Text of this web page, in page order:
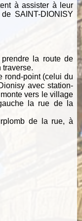
à assister à leur
SAINT-DIONISY
la route de
traverse.
rond-point (celui du
avec station-
vers le village
la rue de la
de la rue, à